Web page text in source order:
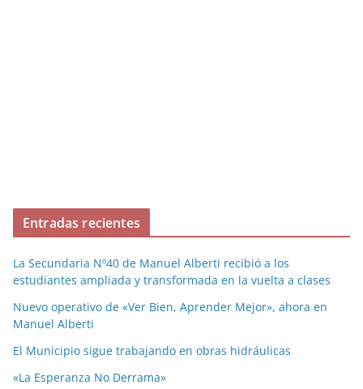
Entradas recientes
La Secundaria Nº40 de Manuel Alberti recibió a los
estudiantes ampliada y transformada en la vuelta a clases
Nuevo operativo de «Ver Bien, Aprender Mejor», ahora en
Manuel Alberti
El Municipio sigue trabajando en obras hidráulicas
«La Esperanza No Derrama»